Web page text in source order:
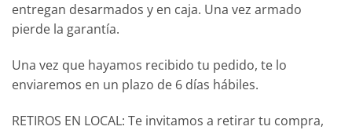
entregan desarmados y en caja. Una vez armado
pierde la garantía.
Una vez que hayamos recibido tu pedido, te lo
enviaremos en un plazo de 6 días hábiles.
RETIROS EN LOCAL: Te invitamos a retirar tu compra,